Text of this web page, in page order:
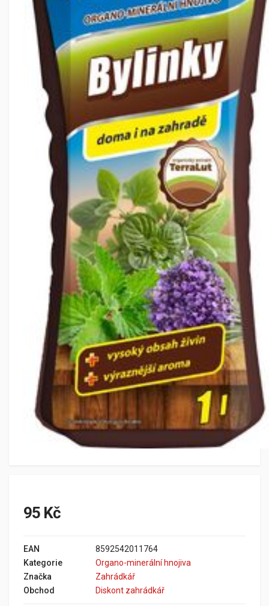
95 Kč
EAN
8592542011764
Kategorie
Organo-minerální hnojiva
Značka
Zahrádkář
Obchod
Diskont zahrádkář